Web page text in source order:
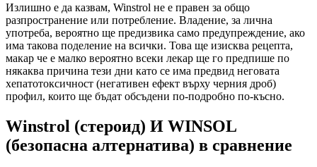
Излишно е да казвам, Winstrol не е правен за общо
разпространение или потребление. Владение, за лична
употреба, вероятно ще предизвика само предупреждение, ако
има такова поделение на всички. Това ще изисква рецепта,
макар че е малко вероятно всеки лекар ще го предпише по
някаква причина тези дни като се има предвид неговата
хепатотоксичност (негативен ефект върху черния дроб)
профил, които ще бъдат обсъдени по-подробно по-късно.
Winstrol (стероид) И WINSOL
(безопасна алтернатива) в сравнение